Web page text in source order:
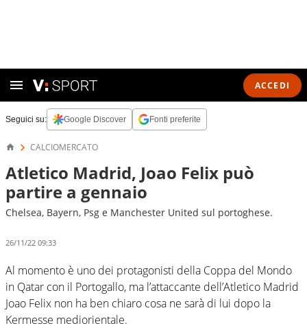
ACCEDI
Seguici su: Google Discover Fonti preferite
CALCIOMERCATO
Atletico Madrid, Joao Felix può
partire a gennaio
Chelsea, Bayern, Psg e Manchester United sul portoghese.
26/11/22 09:33
Al momento è uno dei protagonisti della Coppa del Mondo
in Qatar con il Portogallo, ma l’attaccante dell’Atletico Madrid
Joao Felix non ha ben chiaro cosa ne sarà di lui dopo la
Kermesse mediorientale.